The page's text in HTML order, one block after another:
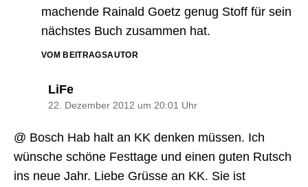
machende Rainald Goetz genug Stoff für sein
nächstes Buch zusammen hat.
VOM BEITRAGSAUTOR
LiFesagt:
22. Dezember 2012 um 20:01 Uhr
@ Bosch Hab halt an KK denken müssen. Ich
wünsche schöne Festtage und einen guten Rutsch
ins neue Jahr. Liebe Grüsse an KK. Sie ist